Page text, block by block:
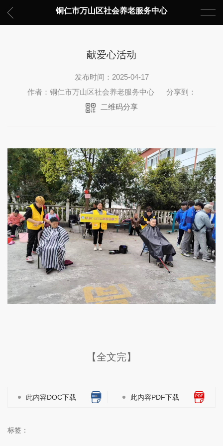
铜仁市万山区社会养老服务中心
献爱心活动
发布时间：2025-04-17
作者：铜仁市万山区社会养老服务中心
分享到：
二维码分享
【全文完】
此内容DOC下载 此内容PDF下载
标签：